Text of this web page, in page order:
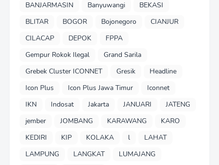
BANJARMASIN
Banyuwangi
BEKASI
BLITAR
BOGOR Bojonegoro
CIANJUR
CILACAP
DEPOK
FPPA
Gempur Rokok Ilegal
Grand Sarila
Grebek Cluster ICONNET
Gresik
Headline
Icon Plus
Icon Plus Jawa Timur
Iconnet
IKN
Indosat Jakarta JANUARI
JATENG
jember
JOMBANG KARAWANG
KARO
KEDIRI
KIP KOLAKA l
LAHAT
LAMPUNG
LANGKAT
LUMAJANG